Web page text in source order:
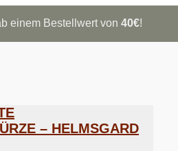
einem Bestellwert von 40€!
– HELMSGARD